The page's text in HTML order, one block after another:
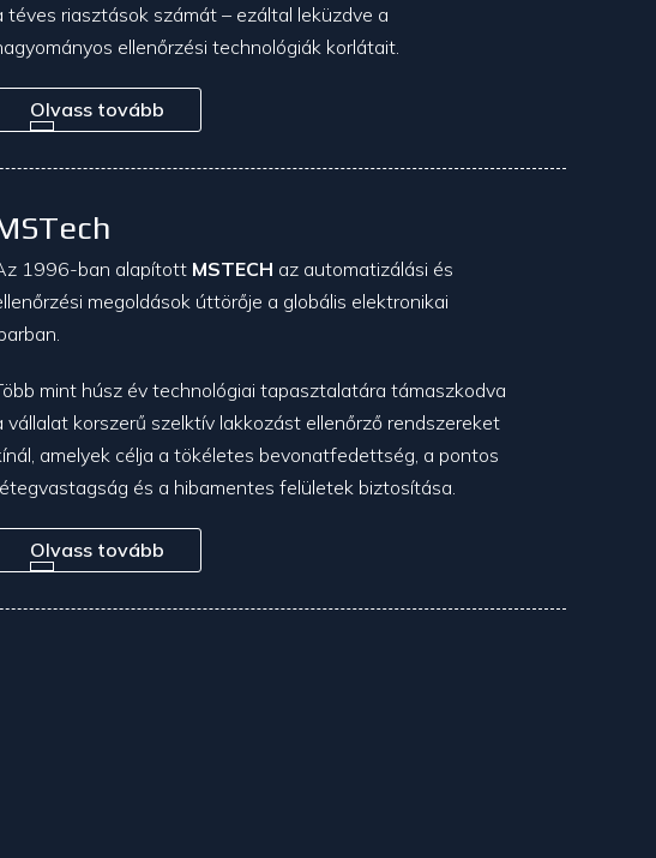
téves riasztások számát – ezáltal leküzdve a
ellenőrzési technológiák korlátait.
Olvass tovább
1996-ban alapított MSTECH az automatizálási és
megoldások úttörője a globális elektronikai
mint húsz év technológiai tapasztalatára támaszkodva
vállalat korszerű szelktív lakkozást ellenőrző rendszereket
amelyek célja a tökéletes bevonatfedettség, a pontos
és a hibamentes felületek biztosítása.
Olvass tovább